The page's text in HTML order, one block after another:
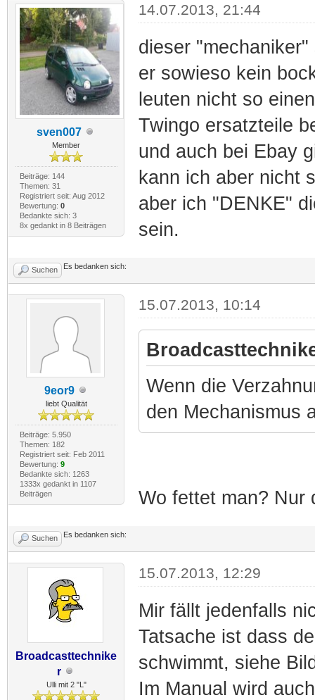
sven007
Member
Beiträge: 144
Themen: 31
Registriert seit: Aug 2012
Bewertung: 0
Bedankte sich: 3
8x gedankt in 8 Beiträgen
14.07.2013, 21:44
dieser
er sowieso kein
leuten nicht so
Twingo ersatzteile
und auch bei Ebay
kann ich aber nicht
aber ich "DENKE"
sein.
Suchen Es bedanken sich:
9eor9
liebt Qualität
Beiträge: 5.950
Themen: 182
Registriert seit: Feb 2011
Bewertung: 9
Bedankte sich: 1263
1333x gedankt in 1107
Beiträgen
15.07.2013, 10:14
Wenn die
den Mechanismus
Wo fettet man? Nur
Suchen Es bedanken sich:
Broadcasttechnike
r
Ulli mit 2 "L"
15.07.2013, 12:29
Mir fällt jedenfalls
Tatsache ist dass
schwimmt, siehe
Im Manual wird